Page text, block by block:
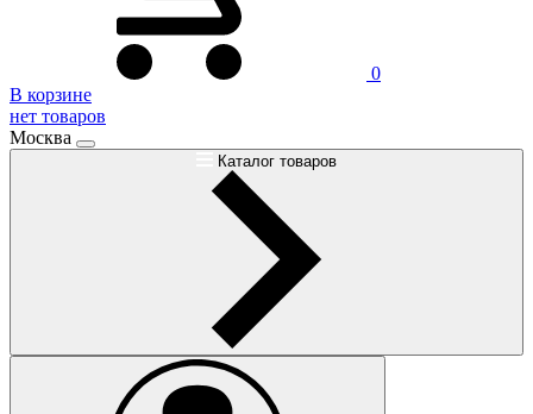
0
В корзине
нет товаров
Москва
Каталог товаров